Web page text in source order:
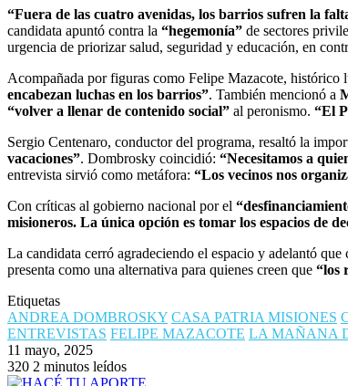
“Fuera de las cuatro avenidas, los barrios sufren la
candidata apuntó contra la “hegemonía” de sectores
urgencia de priorizar salud, seguridad y educación, en
Acompañada por figuras como Felipe Mazacote, histórico
encabezan luchas en los barrios”. También mencionó a
“volver a llenar de contenido social” al peronismo. “El
Sergio Centenaro, conductor del programa, resaltó la
vacaciones”. Dombrosky coincidió: “Necesitamos a
entrevista sirvió como metáfora: “Los vecinos nos
Con críticas al gobierno nacional por el
misioneros. La única opción es tomar los espacios de
La candidata cerró agradeciendo el espacio y adelantó
presenta como una alternativa para quienes creen que “los
Etiquetas
ANDREA DOMBROSKY CASA PATRIA MISIONES
ENTREVISTAS FELIPE MAZACOTE LA MAÑANA
11 mayo, 2025
320 2 minutos leídos